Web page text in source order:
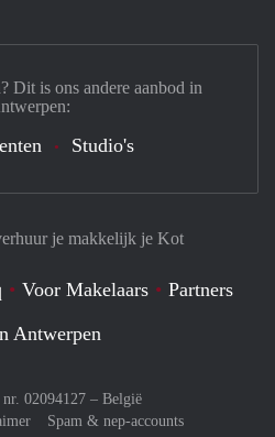
je makkelijk je Kot
Voor Makelaars
Partners
Antwerpen
02094127 – België
Spam & nep-accounts
Dit is ons andere aanbod in
Studio's